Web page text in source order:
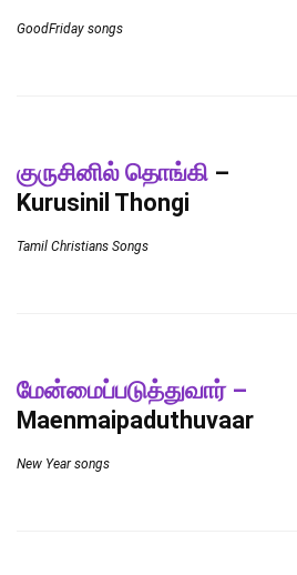
GoodFriday songs
குருசினில் தொங்கி –
Kurusinil Thongi
Tamil Christians Songs
மேன்மைப்படுத்துவார் –
Maenmaipaduthuvaar
New Year songs